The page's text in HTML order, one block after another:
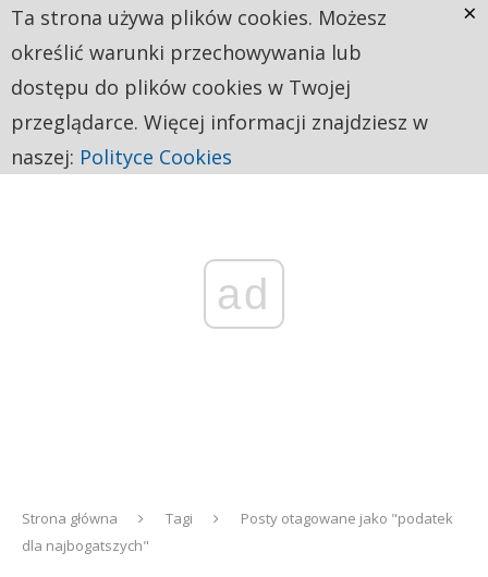
ad
Strona główna Tagi
Posty otagowane jako "podatek
dla najbogatszych"
Ta strona używa plików cookies. Możesz
określić warunki przechowywania lub
dostępu do plików cookies w Twojej
przeglądarce. Więcej informacji znajdziesz w
naszej: Polityce Cookies
×